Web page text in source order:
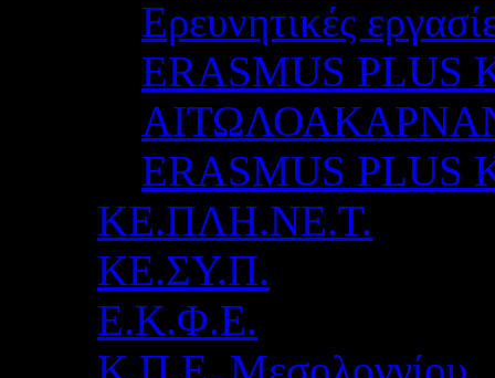
Ερευνητικές
ERASMUS PLUS
ERASMUS
ΚΕ.ΠΛΗ.ΝΕ.Τ.
ΚΕ.ΣΥ.Π.
Ε.Κ.Φ.Ε.